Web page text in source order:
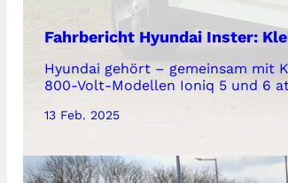
Fahrbericht Hyundai Inster:
Hyundai gehört – gemeinsam mit
800-Volt-Modellen Ioniq 5 und 6
13 Feb. 2025